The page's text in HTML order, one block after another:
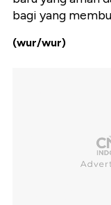
bagi yang
(wur/wur)